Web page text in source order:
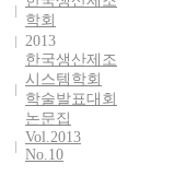
학회
2013
한국생산제조
시스템학회
학술발표대회
논문집
Vol.2013
No.10